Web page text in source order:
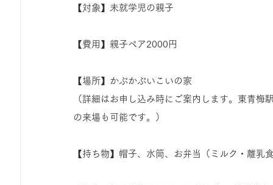
【対象】未就学児の親子
【費用】親子ペア2000円
【場所】かぷかぷいこいの家
（詳細はお申し込み時にご案内します。東青
の来場も可能です。）
【持ち物】帽子、水筒、お弁当（ミルク・離乳